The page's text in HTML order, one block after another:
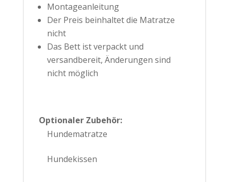
Montageanleitung
Der Preis beinhaltet die Matratze
nicht
Das Bett ist verpackt und
versandbereit, Änderungen sind
nicht möglich
Optionaler Zubehör:
Hundematratze
Hundekissen